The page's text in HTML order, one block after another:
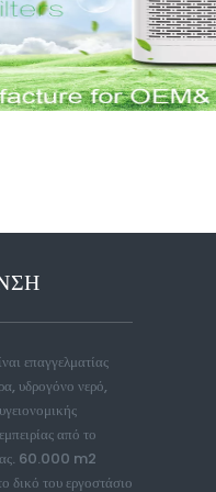
επαγγελματίας
υδρογόνο νερό,
από το
60.000 m2
δικό του εργοστάσιο